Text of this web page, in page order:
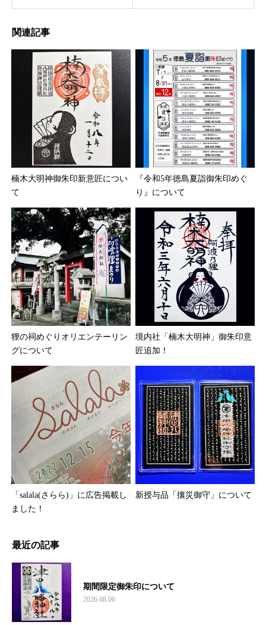
関連記事
楠木大明神御朱印新意匠につい
て
『令和5年徳島夏詣御朱印めぐ
り』について
狸の祠めぐりオリエンテーリン
グについて
境内社「楠木大明神」御朱印意
匠追加！
「salala(さらら)」に広告掲載し
ました！
新授与品「攘災御守」について
最近の記事
期間限定御朱印について
2026.08.06